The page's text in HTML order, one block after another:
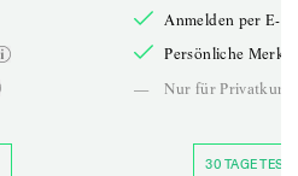
Anmelden per E-
Persönliche
—
Nur für
30 TAGE